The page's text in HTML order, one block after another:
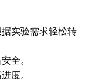
实验需求轻松转
全。
度。